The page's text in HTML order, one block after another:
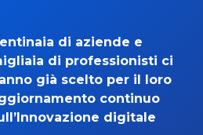
di aziende e
di professionisti ci
già scelto per il loro
continuo
digitale